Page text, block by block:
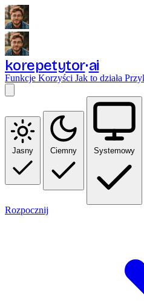
korepetytor ai
Funkcje Korzyści Jak to działa
Jasny Ciemny Systemowy
Rozpocznij